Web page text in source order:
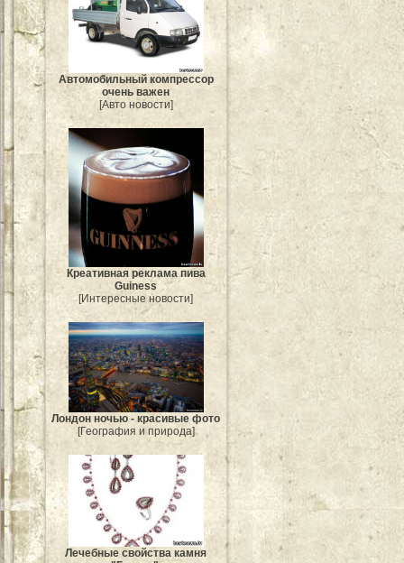
Автомобильный компрессор
очень важен
[Авто новости]
Креативная реклама пива
Guiness
[Интересные новости]
Лондон ночью - красивые фото
[География и природа]
Лечебные свойства камня